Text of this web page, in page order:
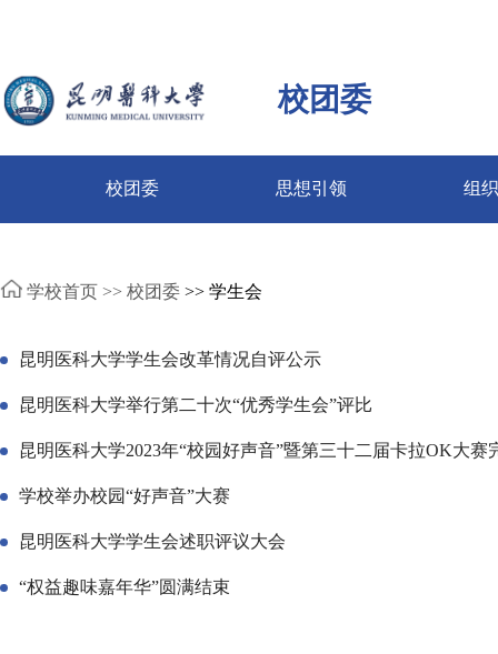
校团委
校团委 思想引领 组
学校首页 >> 校团委 >> 学生会
昆明医科大学学生会改革情况自评公示
昆明医科大学举行第二十次“优秀学生会”评比
昆明医科大学2023年“校园好声音”暨第三十二届卡拉OK大赛
学校举办校园“好声音”大赛
昆明医科大学学生会述职评议大会
“权益趣味嘉年华”圆满结束